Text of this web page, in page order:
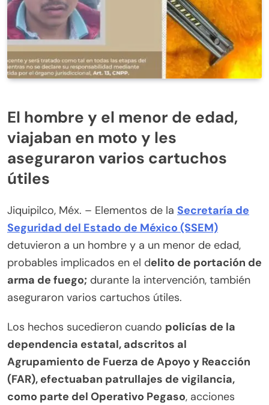
El hombre y el menor de edad,
viajaban en moto y les
aseguraron varios cartuchos
útiles
Jiquipilco, Méx. – Elementos de la Secretaría de
Seguridad del Estado de México (SSEM)
detuvieron a un hombre y a un menor de edad,
probables implicados en el delito de portación de
arma de fuego; durante la intervención, también
aseguraron varios cartuchos útiles.
Los hechos sucedieron cuando policías de la
dependencia estatal, adscritos al
Agrupamiento de Fuerza de Apoyo y Reacción
(FAR), efectuaban patrullajes de vigilancia,
como parte del Operativo Pegaso, acciones